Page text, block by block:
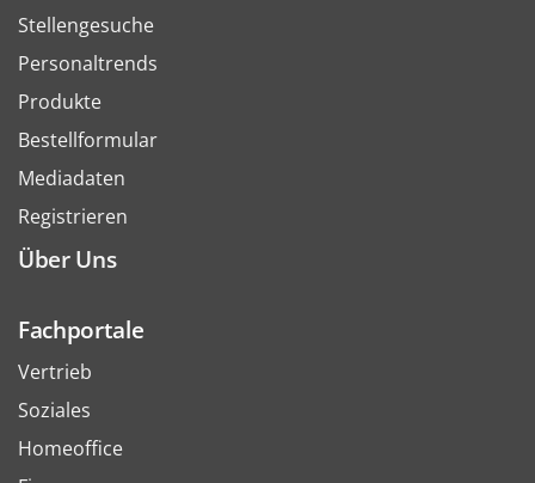
Stellengesuche
Personaltrends
Produkte
Bestellformular
Mediadaten
Registrieren
Über Uns
Fachportale
Vertrieb
Soziales
Homeoffice